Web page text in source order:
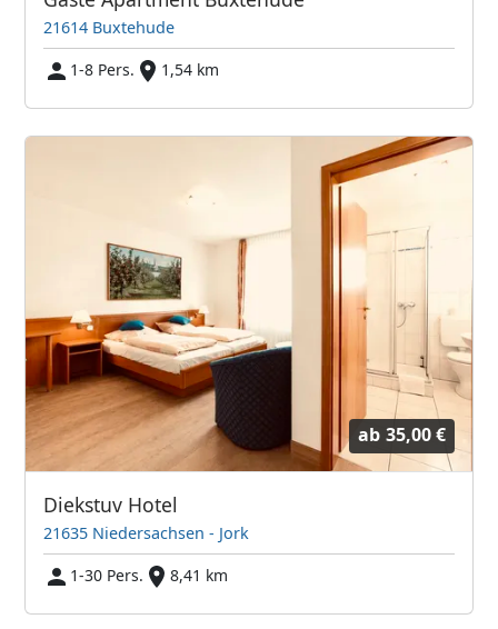
21614 Buxtehude
1-8 Pers.
1,54 km
ab 35,00 €
Diekstuv Hotel
21635 Niedersachsen - Jork
1-30 Pers.
8,41 km